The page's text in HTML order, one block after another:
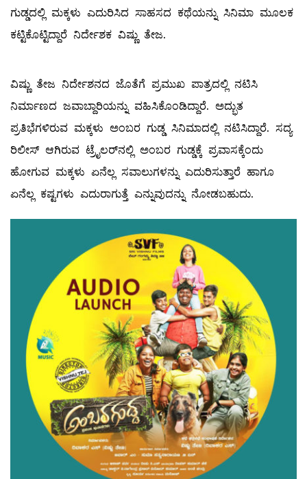
ಗುಡ್ಡದಲ್ಲಿ ಮಕ್ಕಳು ಎದುರಿಸಿದ ಸಾಹಸದ ಕಥೆಯನ್ನು ಸಿನಿಮಾ ಮೂಲಕ
ಕಟ್ಟಿಕೊಟ್ಟಿದ್ದಾರೆ ನಿರ್ದೇಶಕ ವಿಷ್ಣು ತೇಜ.
ವಿಷ್ಣು ತೇಜ ನಿರ್ದೇಶನದ ಜೊತೆಗೆ ಪ್ರಮುಖ ಪಾತ್ರದಲ್ಲಿ ನಟಿಸಿ
ನಿರ್ಮಾಣದ ಜವಾಬ್ದಾರಿಯನ್ನು ವಹಿಸಿಕೊಂಡಿದ್ದಾರೆ. ಅದ್ಭುತ
ಪ್ರತಿಭೆಗಳಿರುವ ಮಕ್ಕಳು ಅಂಬರ ಗುಡ್ಡ ಸಿನಿಮಾದಲ್ಲಿ ನಟಿಸಿದ್ದಾರೆ. ಸದ್ಯ
ರಿಲೀಸ್ ಆಗಿರುವ ಟ್ರೈಲರ್‌ನಲ್ಲಿ ಅಂಬರ ಗುಡ್ಡಕ್ಕೆ ಪ್ರವಾಸಕ್ಕೆಂದು
ಹೋಗುವ ಮಕ್ಕಳು ಏನೆಲ್ಲ ಸವಾಲುಗಳನ್ನು ಎದುರಿಸುತ್ತಾರೆ ಹಾಗೂ
ಏನೆಲ್ಲ ಕಷ್ಟಗಳು ಎದುರಾಗುತ್ತೆ ಎನ್ನುವುದನ್ನು ನೋಡಬಹುದು.